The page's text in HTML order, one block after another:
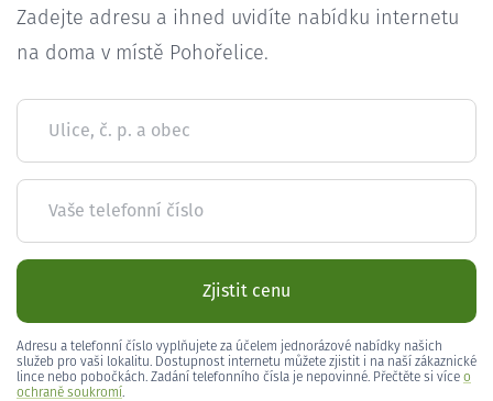
Zadejte adresu a ihned uvidíte nabídku internetu
na doma v místě Pohořelice.
Ulice, č. p. a obec
Vaše telefonní číslo
Zjistit cenu
Adresu a telefonní číslo vyplňujete za účelem jednorázové nabídky našich
služeb pro vaši lokalitu. Dostupnost internetu můžete zjistit i na naší zákaznické
lince nebo pobočkách. Zadání telefonního čísla je nepovinné. Přečtěte si více o
ochraně soukromí.